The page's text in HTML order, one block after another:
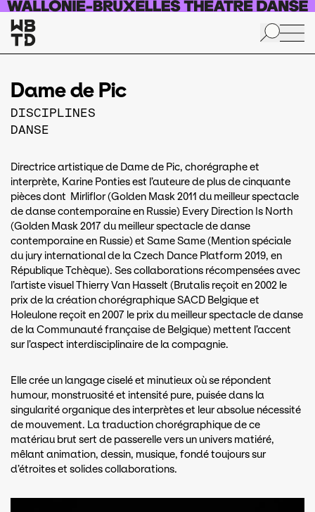
Aller au contenu principal
Dame de Pic
DISCIPLINES
DANSE
Directrice artistique de Dame de Pic, chorégraphe et
interprète, Karine Ponties est l’auteure de plus de cinquante
pièces dont Mirliflor (Golden Mask 2011 du meilleur spectacle
de danse contemporaine en Russie) Every Direction Is North
(Golden Mask 2017 du meilleur spectacle de danse
contemporaine en Russie) et Same Same (Mention spéciale
du jury international de la Czech Dance Platform 2019, en
République Tchèque). Ses collaborations récompensées avec
l’artiste visuel Thierry Van Hasselt (Brutalis reçoit en 2002 le
prix de la création chorégraphique SACD Belgique et
Holeulone reçoit en 2007 le prix du meilleur spectacle de danse
de la Communauté française de Belgique) mettent l’accent
sur l’aspect interdisciplinaire de la compagnie.
Elle crée un langage ciselé et minutieux où se répondent
humour, monstruosité et intensité pure, puisée dans la
singularité organique des interprètes et leur absolue nécessité
de mouvement. La traduction chorégraphique de ce
matériau brut sert de passerelle vers un univers matiéré,
mêlant animation, dessin, musique, fondé toujours sur
d’étroites et solides collaborations.